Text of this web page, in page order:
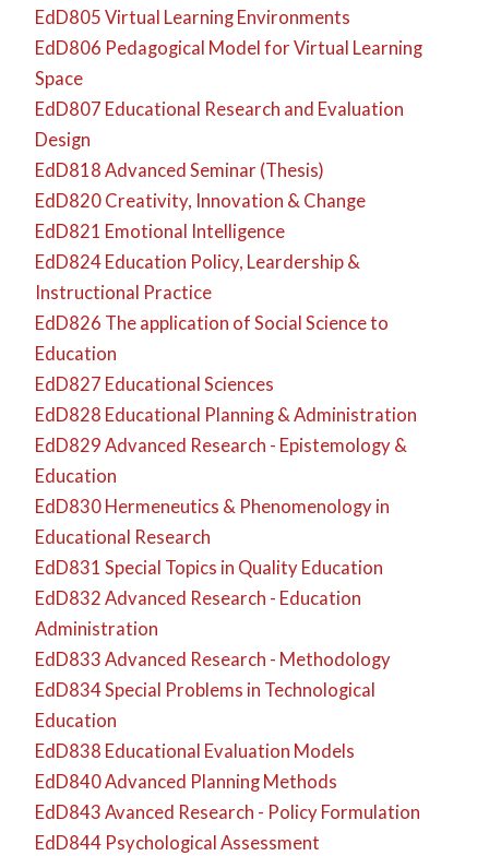
EdD805 Virtual Learning Environments
EdD806 Pedagogical Model for Virtual Learning
Space
EdD807 Educational Research and Evaluation
Design
EdD818 Advanced Seminar (Thesis)
EdD820 Creativity, Innovation & Change
EdD821 Emotional Intelligence
EdD824 Education Policy, Leardership &
Instructional Practice
EdD826 The application of Social Science to
Education
EdD827 Educational Sciences
EdD828 Educational Planning & Administration
EdD829 Advanced Research - Epistemology &
Education
EdD830 Hermeneutics & Phenomenology in
Educational Research
EdD831 Special Topics in Quality Education
EdD832 Advanced Research - Education
Administration
EdD833 Advanced Research - Methodology
EdD834 Special Problems in Technological
Education
EdD838 Educational Evaluation Models
EdD840 Advanced Planning Methods
EdD843 Avanced Research - Policy Formulation
EdD844 Psychological Assessment